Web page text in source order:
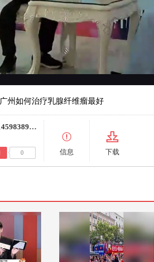
广州如何治疗乳腺纤维瘤最好
网友14598389068446392
0 信息 下载